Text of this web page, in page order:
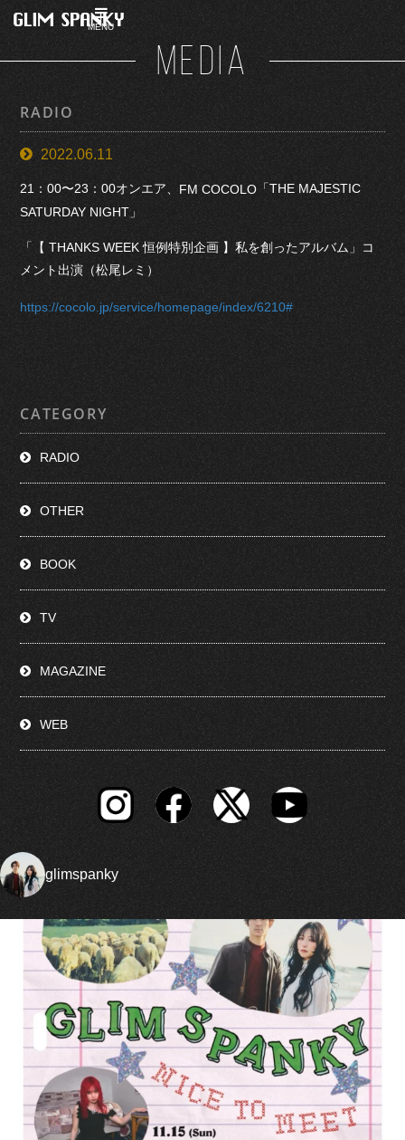
MENU
MEDIA
RADIO
2022.06.11
21：00〜23：00オンエア、 FM COCOLO 「THE MAJESTIC
SATURDAY NIGHT」
「【 THANKS WEEK 恒例特別企画 】私を創ったアルバム」コ
メント出演（松尾レミ）
https://cocolo.jp/service/homepage/index/6210#
CATEGORY
RADIO
OTHER
BOOK
TV
MAGAZINE
WEB
glimspanky